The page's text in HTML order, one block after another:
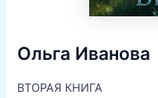
Ольга Иванова
ВТОРАЯ КНИГА